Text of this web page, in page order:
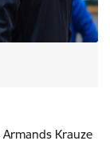
Krauze